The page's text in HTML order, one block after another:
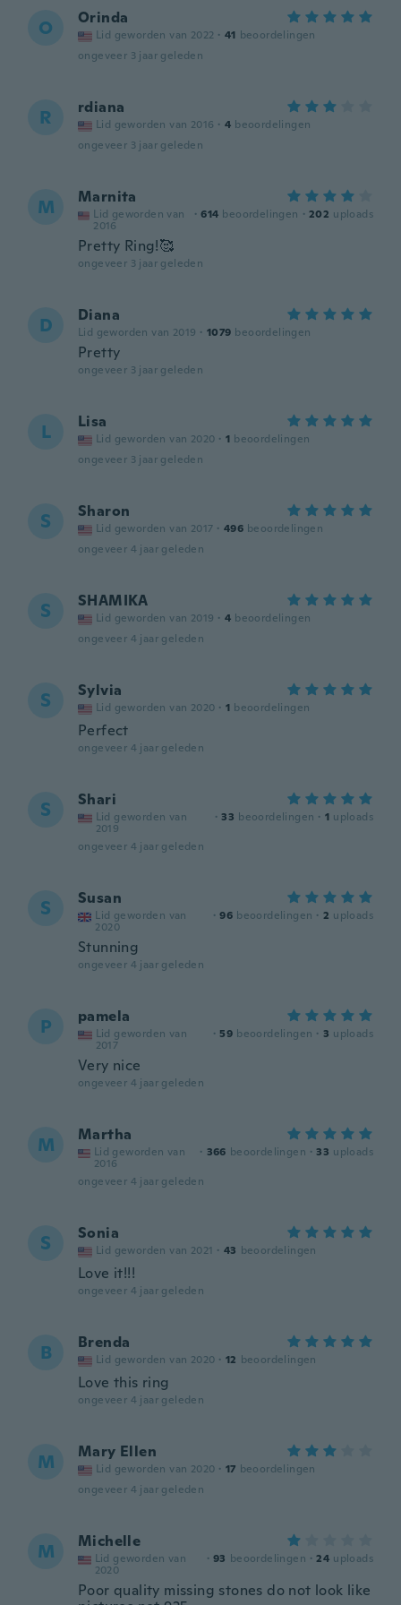
O Orinda
Lid geworden van 2022 · 41 beoordelingen
ongeveer 3 jaar geleden
R rdiana
Lid geworden van 2016 · 4 beoordelingen
ongeveer 3 jaar geleden
M Marnita
Lid geworden van
2016
· 614 beoordelingen · 202 uploads
Pretty Ring!🥰
ongeveer 3 jaar geleden
D Diana
Lid geworden van 2019 · 1079 beoordelingen
Pretty
ongeveer 3 jaar geleden
L Lisa
Lid geworden van 2020 · 1 beoordelingen
ongeveer 3 jaar geleden
S Sharon
Lid geworden van 2017 · 496 beoordelingen
ongeveer 4 jaar geleden
S SHAMIKA
Lid geworden van 2019 · 4 beoordelingen
ongeveer 4 jaar geleden
S Sylvia
Lid geworden van 2020 · 1 beoordelingen
Perfect
ongeveer 4 jaar geleden
S Shari
Lid geworden van
2019
· 33 beoordelingen · 1 uploads
ongeveer 4 jaar geleden
S Susan
Lid geworden van
2020
· 96 beoordelingen · 2 uploads
Stunning
ongeveer 4 jaar geleden
P pamela
Lid geworden van
2017
· 59 beoordelingen · 3 uploads
Very nice
ongeveer 4 jaar geleden
M Martha
Lid geworden van
2016
· 366 beoordelingen · 33 uploads
ongeveer 4 jaar geleden
S Sonia
Lid geworden van 2021 · 43 beoordelingen
Love it!!!
ongeveer 4 jaar geleden
B Brenda
Lid geworden van 2020 · 12 beoordelingen
Love this ring
ongeveer 4 jaar geleden
M Mary Ellen
Lid geworden van 2020 · 17 beoordelingen
ongeveer 4 jaar geleden
M Michelle
Lid geworden van
2020
· 93 beoordelingen · 24 uploads
Poor quality missing stones do not look like